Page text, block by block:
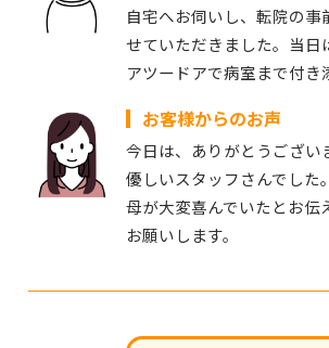
自宅へお伺いし、転院の事
せていただきました。当日
アツードアで病室まで付き
お客様からのお声
今日は、ありがとうござい
優しいスタッフさんでした。
母が大変喜んでいたとお伝
お願いします。